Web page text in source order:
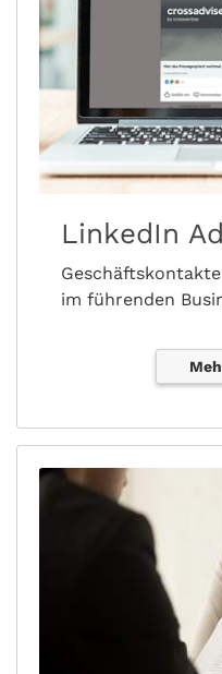
LinkedIn
im führenden